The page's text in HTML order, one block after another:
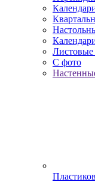
С фото